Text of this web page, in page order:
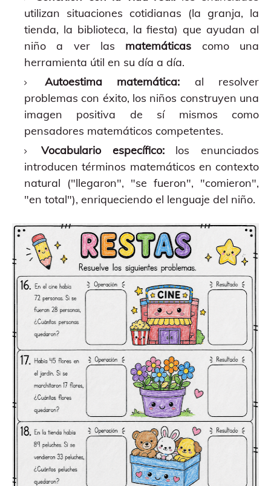
utilizan situaciones cotidianas (la granja, la
tienda, la biblioteca, la fiesta) que ayudan al
niño a ver las matemáticas como una
herramienta útil en su día a día.
Autoestima matemática: al resolver
problemas con éxito, los niños construyen una
imagen positiva de sí mismos como
pensadores matemáticos competentes.
Vocabulario específico:los enunciados
introducen términos matemáticos en contexto
natural ("llegaron", "se fueron", "comieron",
"en total"), enriqueciendo el lenguaje del niño.